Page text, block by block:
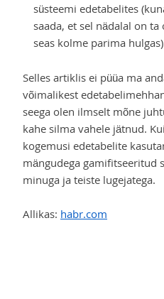
süsteemi edetabelites
saada, et sel nädalal on
seas kolme parima
Selles artiklis ei püüa ma
võimalikest
seega olen ilmselt mõne
kahe silma vahele jätnud.
kogemusi edetabelite
mängudega gamifitseeritud
minuga ja teiste lugejatega.
Allikas: habr.com